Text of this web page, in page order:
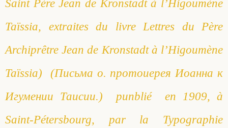
Saint Père Jean de Kronstadt à l’Higoumène
Taïssia, extraites du livre Lettres du Père
Archiprêtre Jean de Kronstadt à l’Higoumène
Taïssia) (Письма о. протоиерея Иоанна к
Игумении Таисии.) punblié en 1909, à
Saint-Pétersbourg, par la Typographie